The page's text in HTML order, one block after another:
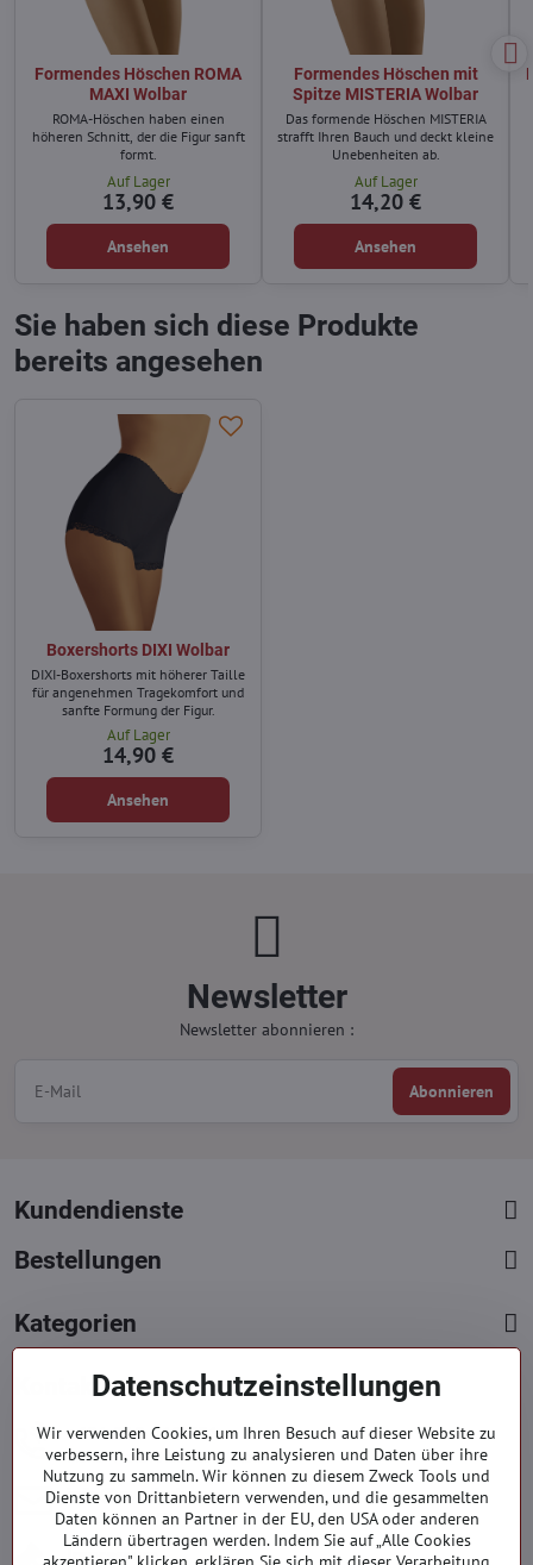
Formendes Höschen ROMA
MAXI Wolbar
ROMA-Höschen haben einen
höheren Schnitt, der die Figur sanft
formt.
Auf Lager
13,90 €
Ansehen
Formendes Höschen mit
Spitze MISTERIA Wolbar
Das formende Höschen MISTERIA
strafft Ihren Bauch und deckt kleine
Unebenheiten ab.
Auf Lager
14,20 €
Ansehen
Sie haben sich diese Produkte
bereits angesehen
Boxershorts DIXI Wolbar
DIXI-Boxershorts mit höherer Taille
für angenehmen Tragekomfort und
sanfte Formung der Figur.
Auf Lager
14,90 €
Ansehen
Newsletter
Newsletter abonnieren :
Abonnieren
Kundendienste
Bestellungen
Kategorien
Kontakte
+421 919 060 751
Mont. - Freit. : 9:00 - 15:00 hod.
info​​@everlady​​.eu
Non stop ( 24/7 )
Impressum
Datenschutzeinstellungen
Wir verwenden Cookies, um Ihren Besuch auf dieser Website zu
verbessern, ihre Leistung zu analysieren und Daten über ihre
Nutzung zu sammeln. Wir können zu diesem Zweck Tools und
Dienste von Drittanbietern verwenden, und die gesammelten
Daten können an Partner in der EU, den USA oder anderen
Ländern übertragen werden. Indem Sie auf „Alle Cookies